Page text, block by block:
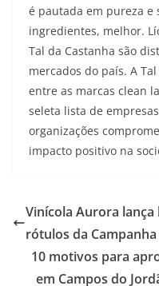
é pautada em pureza
ingredientes, melhor.
Tal da Castanha são
mercados do país. A
entre as marcas clean
seleta lista de
organizações
impacto positivo na
Vinícola Aurora lança
rótulos da Campanha
10 motivos para
em Campos do